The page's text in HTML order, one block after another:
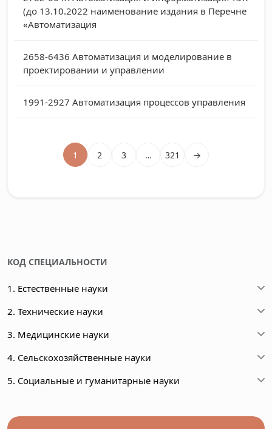
(до 13.10.2022 наименование издания в Перечне
«Автоматизация
2658-6436 Автоматизация и моделирование в
проектировании и управлении
1991-2927 Автоматизация процессов управления
1 2 3 … 321 →
КОД СПЕЦИАЛЬНОСТИ
1. Естественные науки
2. Технические науки
3. Медицинские науки
4. Сельскохозяйственные науки
5. Социальные и гуманитарные науки